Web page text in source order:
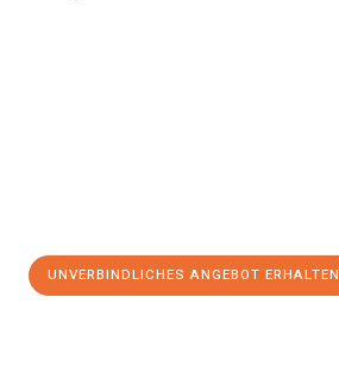
UNVERBINDLICHES ANGEBOT ERHALTEN